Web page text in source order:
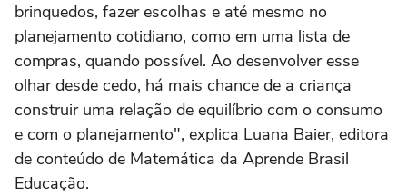
brinquedos, fazer escolhas e até mesmo no
planejamento cotidiano, como em uma lista de
compras, quando possível. Ao desenvolver esse
olhar desde cedo, há mais chance de a criança
construir uma relação de equilíbrio com o consumo
e com o planejamento", explica Luana Baier, editora
de conteúdo de Matemática da Aprende Brasil
Educação.